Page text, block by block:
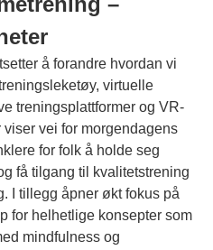
å forandre hvordan vi
virtuelle
treningsplattformer og VR-
vei for morgendagens
for folk å holde seg
få tilgang til kvalitetstrening
I tillegg åpner økt fokus på
for helhetlige konsepter som
mindfulness og